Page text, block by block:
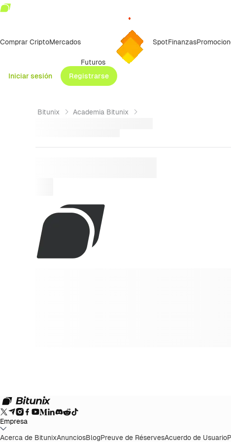
Comprar CriptoMercados
Futuros
SpotFinanzas
Iniciar sesión Registrarse
Bitunix Academia Bitunix
Empresa
Acerca de BitunixAnunciosBlogPreuve de RéservesAcuerdo de Usuario